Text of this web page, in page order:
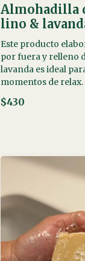
Almohadilla
lino &
Este producto
por fuera y relleno
lavanda es ideal
momentos de relax.
$430